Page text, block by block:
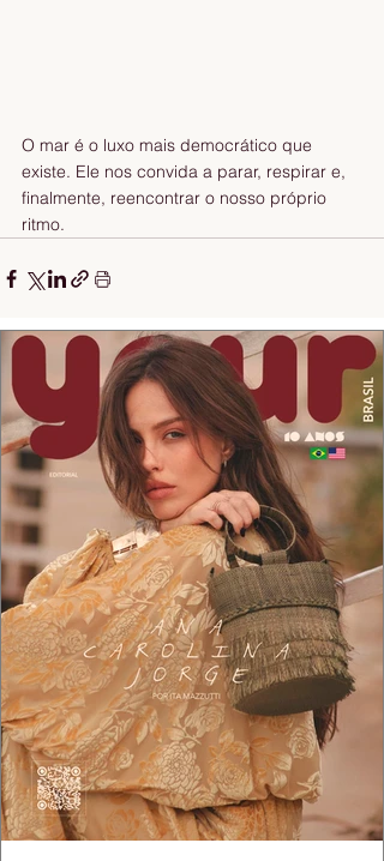
O mar é o luxo mais democrático que
existe. Ele nos convida a parar, respirar e,
finalmente, reencontrar o nosso próprio
ritmo.